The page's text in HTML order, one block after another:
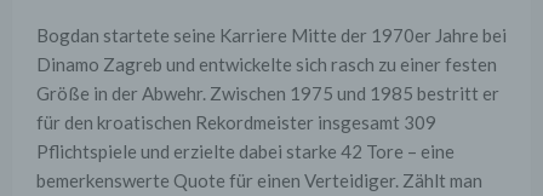
Bogdan startete seine Karriere Mitte der 1970er Jahre bei
Dinamo Zagreb und entwickelte sich rasch zu einer festen
Größe in der Abwehr. Zwischen 1975 und 1985 bestritt er
für den kroatischen Rekordmeister insgesamt 309
Pflichtspiele und erzielte dabei starke 42 Tore – eine
bemerkenswerte Quote für einen Verteidiger. Zählt man